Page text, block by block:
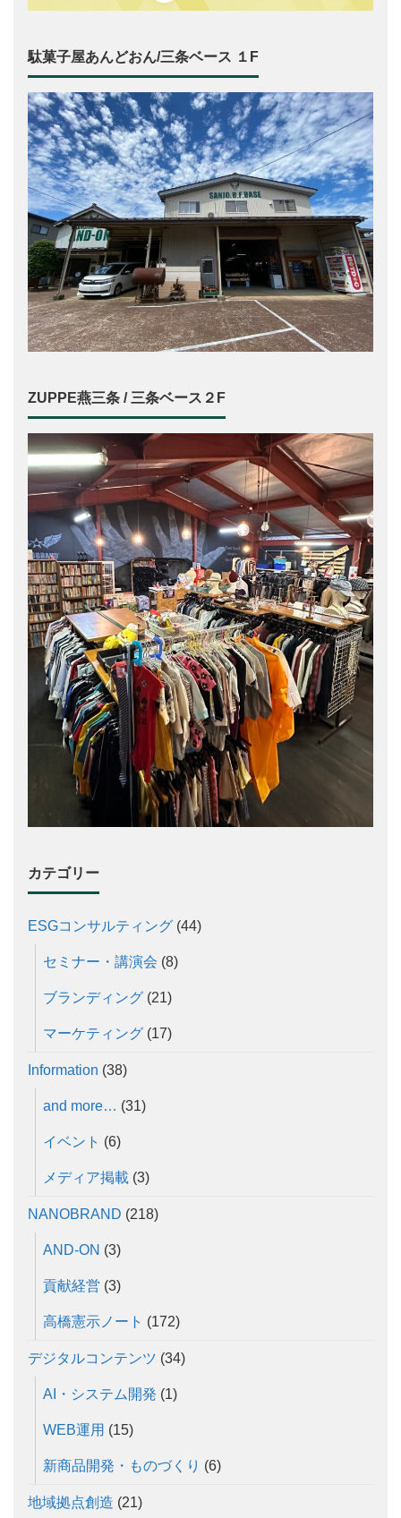
駄菓子屋あんどおん/三条ベース １F
ZUPPE燕三条 / 三条ベース２F
カテゴリー
ESGコンサルティング (44)
セミナー・講演会 (8)
ブランディング (21)
マーケティング (17)
Information (38)
and more… (31)
イベント (6)
メディア掲載 (3)
NANOBRAND (218)
AND-ON (3)
貢献経営 (3)
高橋憲示ノート (172)
デジタルコンテンツ (34)
AI・システム開発 (1)
WEB運用 (15)
新商品開発・ものづくり (6)
地域拠点創造 (21)